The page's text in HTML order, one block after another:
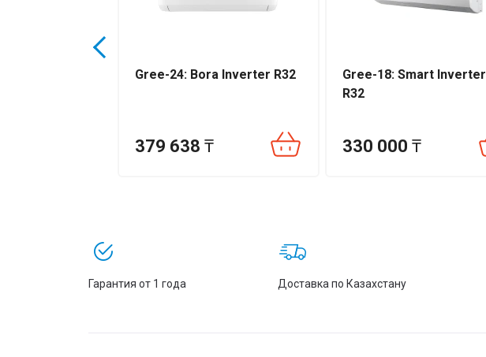
Gree-24: Bora Inverter R32
379 638 ₸
Gree-18: Smart Inverter
R32
330 000 ₸
Гарантия от 1 года Доставка по Казахстану